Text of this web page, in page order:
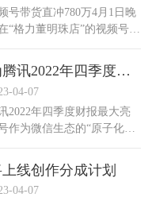
号带货直冲780万4月1日晚
“格力董明珠店”的视频号直
215万场观，超6000个订
视频号成为腾讯2022年四季度财报最大亮点。
04-07
2022年四季度财报最大亮
为微信生态的“原子化组
线创作分成计划
04-07